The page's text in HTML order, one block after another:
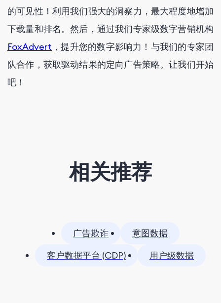
的可见性！利用我们强大的洞察力，最大程度地增加
下载量和排名。然后，通过我们专家级数字营销机构
FoxAdvert ，提升您的数字影响力！与我们的专家团
队合作，获取驱动结果的定向广告策略。让我们开始
吧！
相关推荐
广告欺诈
意图数据
客户数据平台 (CDP)
用户级数据